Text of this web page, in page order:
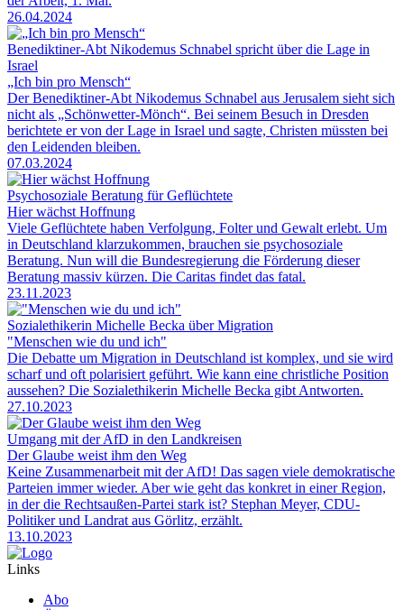
26.04.2024
Benediktiner-Abt Nikodemus Schnabel spricht über die Lage in
Israel
„Ich bin pro Mensch“
Der Benediktiner-Abt Nikodemus Schnabel aus Jerusalem sieht sich
nicht als „Schönwetter-Mönch“. Bei seinem Besuch in Dresden
berichtete er von der Lage in Israel und sagte, Christen müssten bei
den Leidenden bleiben.
07.03.2024
Psychosoziale Beratung für Geflüchtete
Hier wächst Hoffnung
Viele Geflüchtete haben Verfolgung, Folter und Gewalt erlebt. Um
in Deutschland klarzukommen, brauchen sie psychosoziale
Beratung. Nun will die Bundesregierung die Förderung dieser
Beratung massiv kürzen. Die Caritas findet das fatal.
23.11.2023
Sozialethikerin Michelle Becka über Migration
"Menschen wie du und ich"
Die Debatte um Migration in Deutschland ist komplex, und sie wird
scharf und oft polarisiert geführt. Wie kann eine christliche Position
aussehen? Die Sozialethikerin Michelle Becka gibt Antworten.
27.10.2023
Umgang mit der AfD in den Landkreisen
Der Glaube weist ihm den Weg
Keine Zusammenarbeit mit der AfD! Das sagen viele demokratische
Parteien immer wieder. Aber wie geht das konkret in einer Region,
in der die Rechtsaußen-Partei stark ist? Stephan Meyer, CDU-
Politiker und Landrat aus Görlitz, erzählt.
13.10.2023
Links
Abo